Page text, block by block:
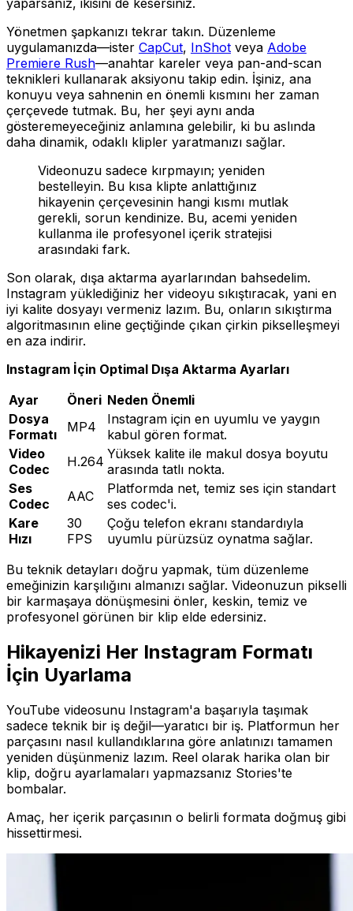
yaparsanız, ikisini de kesersiniz.
Yönetmen şapkanızı tekrar takın. Düzenleme
uygulamanızda—ister CapCut, InShot veya Adobe
Premiere Rush—anahtar kareler veya pan-and-scan
teknikleri kullanarak aksiyonu takip edin. İşiniz, ana
konuyu veya sahnenin en önemli kısmını her zaman
çerçevede tutmak. Bu, her şeyi aynı anda
gösteremeyeceğiniz anlamına gelebilir, ki bu aslında
daha dinamik, odaklı klipler yaratmanızı sağlar.
Videonuzu sadece kırpmayın; yeniden
bestelleyin. Bu kısa klipte anlattığınız
hikayenin çerçevesinin hangi kısmı mutlak
gerekli, sorun kendinize. Bu, acemi yeniden
kullanma ile profesyonel içerik stratejisi
arasındaki fark.
Son olarak, dışa aktarma ayarlarından bahsedelim.
Instagram yüklediğiniz her videoyu sıkıştıracak, yani en
iyi kalite dosyayı vermeniz lazım. Bu, onların sıkıştırma
algoritmasının eline geçtiğinde çıkan çirkin pikselleşmeyi
en aza indirir.
Instagram İçin Optimal Dışa Aktarma Ayarları
Ayar
Öneri Neden Önemli
Dosya
Formatı
MP4
Instagram için en uyumlu ve yaygın
kabul gören format.
Video
Codec
H.264 Yüksek kalite ile makul dosya boyutu
arasında tatlı nokta.
Ses
Codec
AAC
Platformda net, temiz ses için standart
ses codec'i.
Kare
Hızı
30
FPS
Çoğu telefon ekranı standardıyla
uyumlu pürüzsüz oynatma sağlar.
Bu teknik detayları doğru yapmak, tüm düzenleme
emeğinizin karşılığını almanızı sağlar. Videonuzun pikselli
bir karmaşaya dönüşmesini önler, keskin, temiz ve
profesyonel görünen bir klip elde edersiniz.
Hikayenizi Her Instagram Formatı
İçin Uyarlama
YouTube videosunu Instagram'a başarıyla taşımak
sadece teknik bir iş değil—yaratıcı bir iş. Platformun her
parçasını nasıl kullandıklarına göre anlatınızı tamamen
yeniden düşünmeniz lazım. Reel olarak harika olan bir
klip, doğru ayarlamaları yapmazsanız Stories'te
bombalar.
Amaç, her içerik parçasının o belirli formata doğmuş gibi
hissettirmesi.